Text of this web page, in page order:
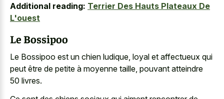
Additional reading: Terrier Des Hauts Plateaux De
L'ouest
Le Bossipoo
Le Bossipoo est un chien ludique, loyal et affectueux qui
peut être de petite à moyenne taille, pouvant atteindre
50 livres.